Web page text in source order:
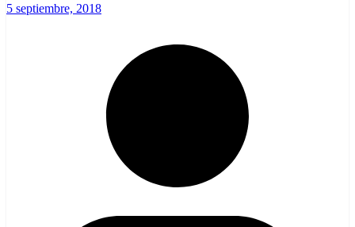
5 septiembre, 2018